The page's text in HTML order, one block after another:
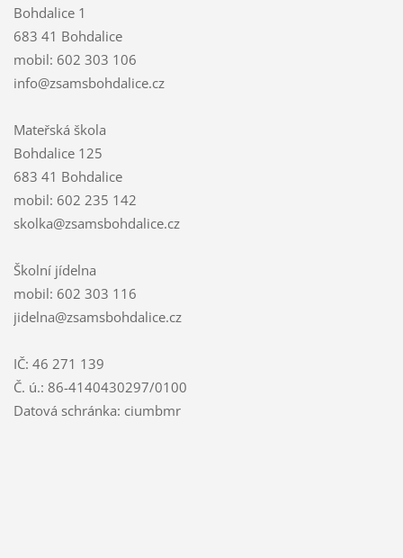
Bohdalice 1
683 41 Bohdalice
mobil: 602 303 106
info@zsamsbohdalice.cz
Mateřská škola
Bohdalice 125
683 41 Bohdalice
mobil: 602 235 142
skolka@zsamsbohdalice.cz
Školní jídelna
mobil: 602 303 116
jidelna@zsamsbohdalice.cz
IČ: 46 271 139
Č. ú.: 86-4140430297/0100
Datová schránka: ciumbmr